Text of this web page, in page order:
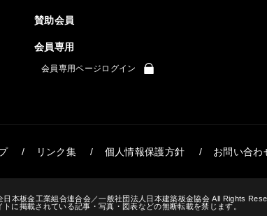
賛助会員
会員専用
会員専用ページログイン
リンク集 個人情報保護方針 お問い合わ
本板金工業組合連合会／一般社団法人日本建築板金協会 All Rights
トに掲載されている記事・写真・図表などの無断転載を禁じます。